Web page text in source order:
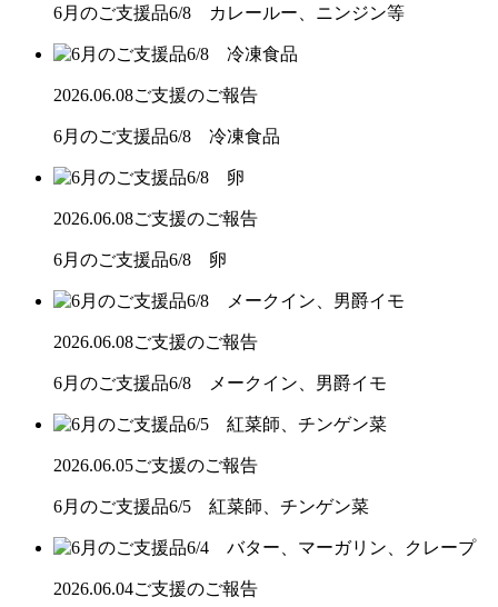
6月のご支援品6/8 カレールー、ニンジン等
2026.06.08ご支援のご報告
6月のご支援品6/8 冷凍食品
2026.06.08ご支援のご報告
6月のご支援品6/8 卵
2026.06.08ご支援のご報告
6月のご支援品6/8 メークイン、男爵イモ
2026.06.05ご支援のご報告
6月のご支援品6/5 紅菜師、チンゲン菜
2026.06.04ご支援のご報告